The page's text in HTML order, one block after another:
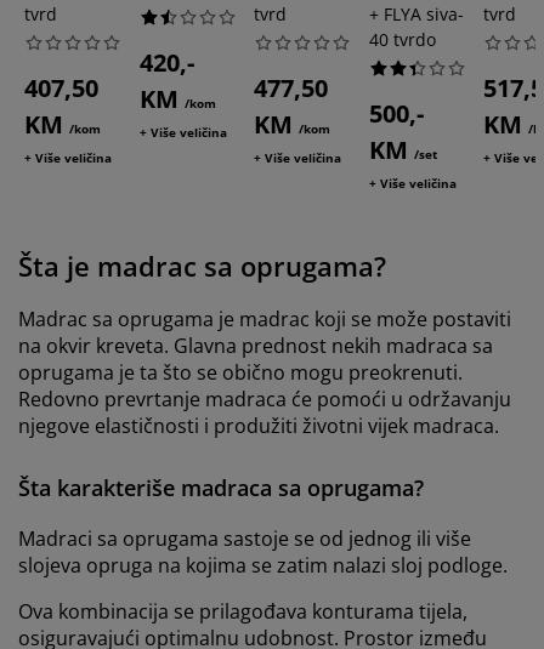
tvrd
407,50
KM /kom
+ Više veličina
420,-
KM /kom
+ Više veličina
tvrd
477,50
KM /kom
+ Više veličina
+ FLYA siva-
40 tvrdo
500,-
KM /set
+ Više veličina
tvrd
KM /
+ Više
Šta je madrac sa oprugama?
Madrac sa oprugama je madrac koji se može postaviti
na okvir kreveta. Glavna prednost nekih madraca sa
oprugama je ta što se obično mogu preokrenuti.
Redovno prevrtanje madraca će pomoći u održavanju
njegove elastičnosti i produžiti životni vijek madraca.
Šta karakteriše madraca sa oprugama?
Madraci sa oprugama sastoje se od jednog ili više
slojeva opruga na kojima se zatim nalazi sloj podloge.
Ova kombinacija se prilagođava konturama tijela,
osiguravajući optimalnu udobnost. Prostor između